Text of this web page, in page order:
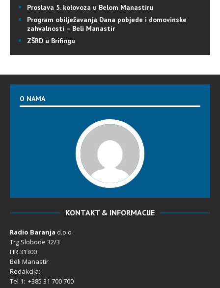
Proslava 5. kolovoza u Belom Manastiru
Program obilježavanja Dana pobjede i domovinske
zahvalnosti – Beli Manastir
ZŠRD u Brifingu
O NAMA
KONTAKT & INFORMACIJE
Radio Baranja d.o.o
Trg Slobode 32/3
HR 31300
Beli Manastir
Redakcija:
Tel 1: +385 31 700 700